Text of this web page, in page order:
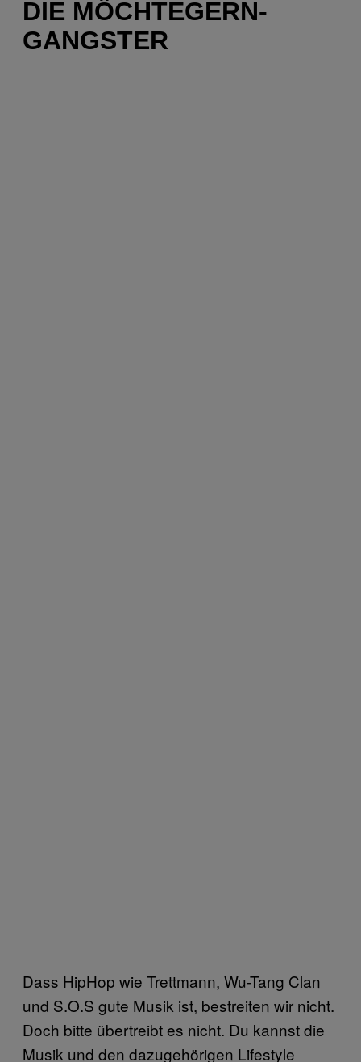
DIE MÖCHTEGERN-
GANGSTER
Dass HipHop wie Trettmann, Wu-Tang Clan
und S.O.S gute Musik ist, bestreiten wir nicht.
Doch bitte übertreibt es nicht. Du kannst die
Musik und den dazugehörigen Lifestyle